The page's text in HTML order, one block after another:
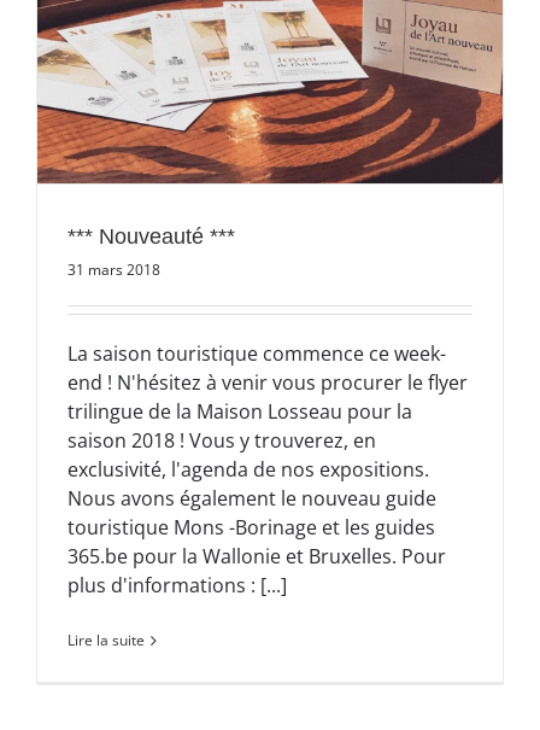
*** Nouveauté ***
31 mars 2018
La saison touristique commence ce week-
end ! N'hésitez à venir vous procurer le flyer
trilingue de la Maison Losseau pour la
saison 2018 ! Vous y trouverez, en
exclusivité, l'agenda de nos expositions.
Nous avons également le nouveau guide
touristique Mons -Borinage et les guides
365.be pour la Wallonie et Bruxelles. Pour
plus d'informations : [...]
Lire la suite